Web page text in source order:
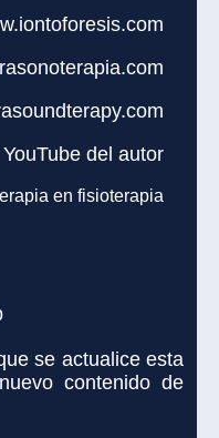
del autor
se actualice esta
contenido de